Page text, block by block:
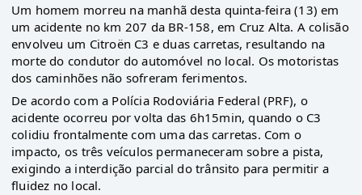
Um homem morreu na manhã desta quinta-feira (13) em
um acidente no km 207 da BR-158, em Cruz Alta. A colisão
envolveu um Citroën C3 e duas carretas, resultando na
morte do condutor do automóvel no local. Os motoristas
dos caminhões não sofreram ferimentos.
De acordo com a Polícia Rodoviária Federal (PRF), o
acidente ocorreu por volta das 6h15min, quando o C3
colidiu frontalmente com uma das carretas. Com o
impacto, os três veículos permaneceram sobre a pista,
exigindo a interdição parcial do trânsito para permitir a
fluidez no local.